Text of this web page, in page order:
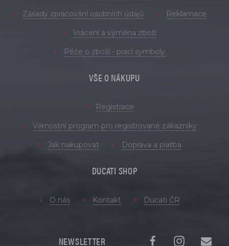
Zásady zpracování osobních údajů Reklamace
Vrácení a výměna zboží
Péče o zboží - prací symboly
VŠE O NÁKUPU
Registrace
Věrnostní program pro registrované zákazníky
Jak nakupovat Doprava a platba
DUCATI SHOP
O nás Kontakt Ducati ČR
NEWSLETTER